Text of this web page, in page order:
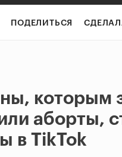
ПОДЕЛИТЬСЯ
которым
аборты,
в TikTok